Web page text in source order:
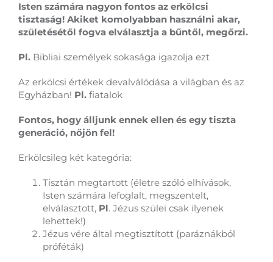
Isten számára nagyon fontos az erkölcsi
tisztaság! Akiket komolyabban használni akar,
születésétől fogva elválasztja a bűntől, megőrzi.
Pl. Bibliai személyek sokasága igazolja ezt
Az erkölcsi értékek devalválódása a világban és az
Egyházban! Pl. fiatalok
Fontos, hogy álljunk ennek ellen és egy tiszta
generáció, nőjön fel!
Erkölcsileg két kategória:
Tisztán megtartott (életre szóló elhívások,
Isten számára lefoglalt, megszentelt,
elválasztott, Pl. Jézus szülei csak ilyenek
lehettek!)
Jézus vére által megtisztított (paráznákból
próféták)